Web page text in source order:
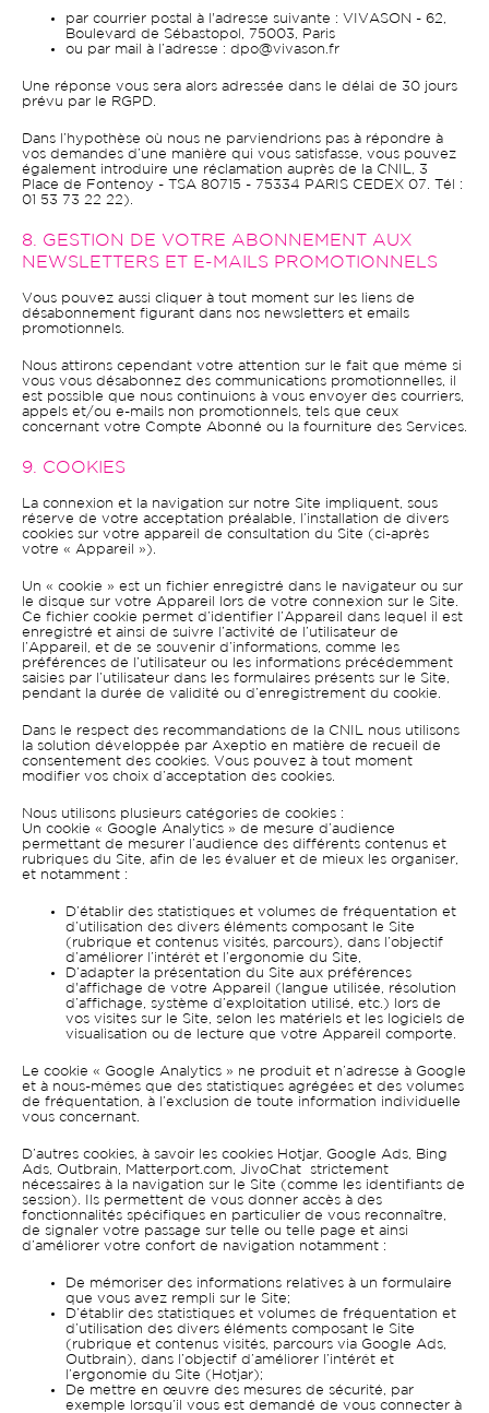
par courrier postal à l'adresse suivante : VIVASON - 62,
Boulevard de Sébastopol, 75003, Paris
ou par mail à l’adresse : dpo@vivason.fr
Une réponse vous sera alors adressée dans le délai de 30 jours
prévu par le RGPD.
Dans l’hypothèse où nous ne parviendrions pas à répondre à
vos demandes d’une manière qui vous satisfasse, vous pouvez
également introduire une réclamation auprès de la CNIL, 3
Place de Fontenoy - TSA 80715 - 75334 PARIS CEDEX 07. Tél :
01 53 73 22 22).
8. GESTION DE VOTRE ABONNEMENT AUX
NEWSLETTERS ET E-MAILS PROMOTIONNELS
Vous pouvez aussi cliquer à tout moment sur les liens de
désabonnement figurant dans nos newsletters et emails
promotionnels.
Nous attirons cependant votre attention sur le fait que même si
vous vous désabonnez des communications promotionnelles, il
est possible que nous continuions à vous envoyer des courriers,
appels et/ou e-mails non promotionnels, tels que ceux
concernant votre Compte Abonné ou la fourniture des Services.
9. COOKIES
La connexion et la navigation sur notre Site impliquent, sous
réserve de votre acceptation préalable, l’installation de divers
cookies sur votre appareil de consultation du Site (ci-après
votre « Appareil »).
Un « cookie » est un fichier enregistré dans le navigateur ou sur
le disque sur votre Appareil lors de votre connexion sur le Site.
Ce fichier cookie permet d’identifier l’Appareil dans lequel il est
enregistré et ainsi de suivre l’activité de l’utilisateur de
l’Appareil, et de se souvenir d’informations, comme les
préférences de l’utilisateur ou les informations précédemment
saisies par l’utilisateur dans les formulaires présents sur le Site,
pendant la durée de validité ou d’enregistrement du cookie.
Dans le respect des recommandations de la CNIL nous utilisons
la solution développée par Axeptio en matière de recueil de
consentement des cookies. Vous pouvez à tout moment
modifier vos choix d’acceptation des cookies.
Nous utilisons plusieurs catégories de cookies :
Un cookie « Google Analytics » de mesure d’audience
permettant de mesurer l’audience des différents contenus et
rubriques du Site, afin de les évaluer et de mieux les organiser,
et notamment :
D’établir des statistiques et volumes de fréquentation et
d’utilisation des divers éléments composant le Site
(rubrique et contenus visités, parcours), dans l’objectif
d’améliorer l’intérêt et l’ergonomie du Site,
D’adapter la présentation du Site aux préférences
d'affichage de votre Appareil (langue utilisée, résolution
d’affichage, système d’exploitation utilisé, etc.) lors de
vos visites sur le Site, selon les matériels et les logiciels de
visualisation ou de lecture que votre Appareil comporte.
Le cookie « Google Analytics » ne produit et n’adresse à Google
et à nous-mêmes que des statistiques agrégées et des volumes
de fréquentation, à l’exclusion de toute information individuelle
vous concernant.
D’autres cookies, à savoir les cookies Hotjar, Google Ads, Bing
Ads, Outbrain, Matterport.com, JivoChat strictement
nécessaires à la navigation sur le Site (comme les identifiants de
session). Ils permettent de vous donner accès à des
fonctionnalités spécifiques en particulier de vous reconnaître,
de signaler votre passage sur telle ou telle page et ainsi
d’améliorer votre confort de navigation notamment :
De mémoriser des informations relatives à un formulaire
que vous avez rempli sur le Site;
D’établir des statistiques et volumes de fréquentation et
d’utilisation des divers éléments composant le Site
(rubrique et contenus visités, parcours via Google Ads,
Outbrain), dans l’objectif d’améliorer l’intérêt et
l’ergonomie du Site (Hotjar);
De mettre en œuvre des mesures de sécurité, par
exemple lorsqu’il vous est demandé de vous connecter à